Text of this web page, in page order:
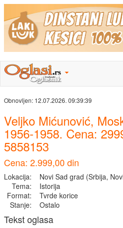
Obnovljen: 12.07.2026. 09:39:39
Veljko Mićunović,
1956-1958. Cena:
5858153
Cena: 2.999,00 din
Lokacija:
Novi Sad grad (Srbija,
Tema:
Istorija
Format:
Tvrde korice
Stanje:
Ostalo
Tekst oglasa